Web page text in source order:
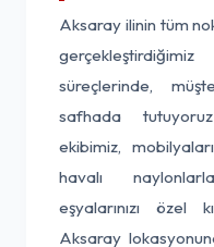
Aksaray ilinin tüm
süreçlerinde,
safhada
ekibimiz,
havalı
eşyalarınızı özel
Aksaray